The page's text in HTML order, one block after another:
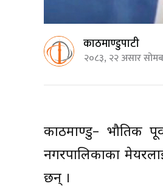
काठमाण्डुपाटी
२०८३, २२ असार
काठमाण्डु– भौतिक
नगरपालिकाका
छन् ।